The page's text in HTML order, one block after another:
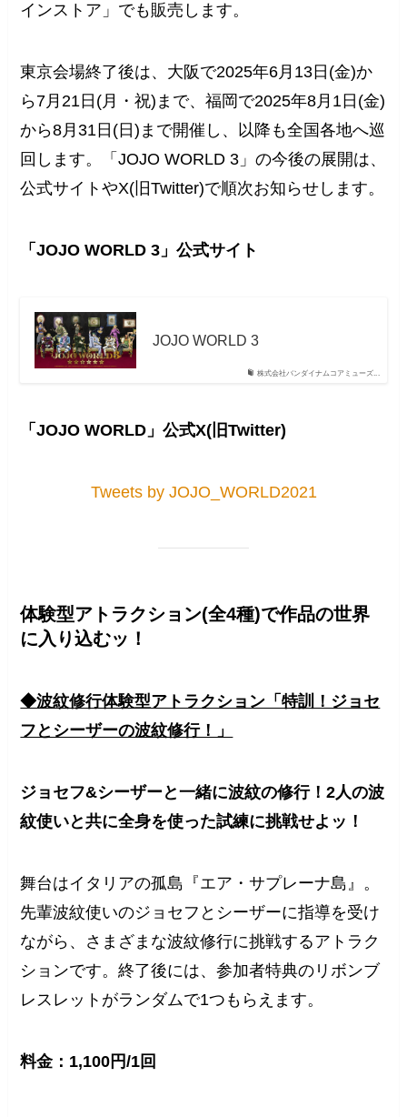
インストア」でも販売します。
東京会場終了後は、大阪で2025年6月13日(金)か
ら7月21日(月・祝)まで、福岡で2025年8月1日(金)
から8月31日(日)まで開催し、以降も全国各地へ巡
回します。「JOJO WORLD 3」の今後の展開は、
公式サイトやX(旧Twitter)で順次お知らせします。
「JOJO WORLD 3」公式サイト
株式会社バンダイナムコアミューズ...
JOJO WORLD 3
「JOJO WORLD」公式X(旧Twitter)
Tweets by JOJO_WORLD2021
体験型アトラクション(全4種)で作品の世界
に入り込むッ！
◆波紋修行体験型アトラクション「特訓！ジョセ
フとシーザーの波紋修行！」
ジョセフ&シーザーと一緒に波紋の修行！2人の波
紋使いと共に全身を使った試練に挑戦せよッ！
舞台はイタリアの孤島『エア・サプレーナ島』。
先輩波紋使いのジョセフとシーザーに指導を受け
ながら、さまざまな波紋修行に挑戦するアトラク
ションです。終了後には、参加者特典のリボンブ
レスレットがランダムで1つもらえます。
料金：1,100円/1回